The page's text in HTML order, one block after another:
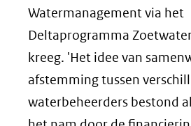
Watermanagement via het
Deltaprogramma Zoetwater
kreeg. 'Het idee van
afstemming tussen
waterbeheerders bestond